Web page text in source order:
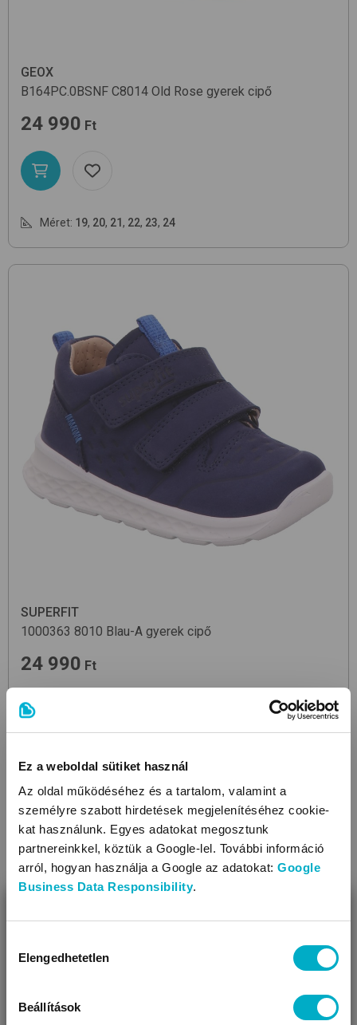
Ez a weboldal sütiket használ
Az oldal működéséhez és a tartalom, valamint a
személyre szabott hirdetések megjelenítéséhez cookie-
kat használunk. Egyes adatokat megosztunk
partnereinkkel, köztük a Google-lel. További információ
arról, hogyan használja a Google az adatokat: Google
Business Data Responsibility.
kiválasztása
Elengedhetetlen
Beállítások
GEOX
B164PC.0BSNF C8014 Old Rose gyerek cipő
24 990 Ft
Méret: 19, 20, 21, 22, 23, 24
SUPERFIT
1000363 8010 Blau-A gyerek cipő
24 990 Ft
Méret:20,21,22,23
Még 16 színben
Úgy látjuk, most jársz nálunk először!